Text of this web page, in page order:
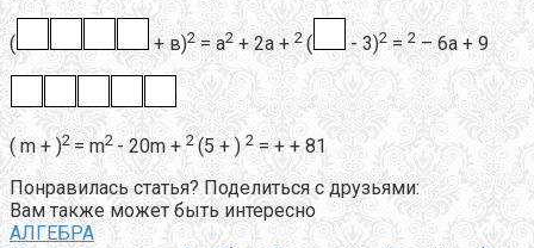
( + в)2 = а2 + 2а + 2 ( - 3)2 = 2 – 6a + 9
( m + )2 = m2 - 20m + 2 (5 + ) 2 = + + 81
Понравилась статья? Поделиться с друзьями:
Вам также может быть интересно
АЛГЕБРА